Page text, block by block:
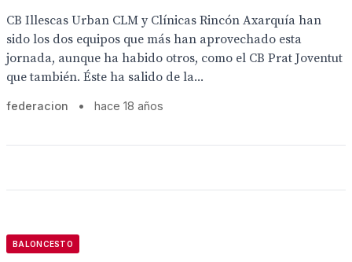
CB Illescas Urban CLM y Clínicas Rincón Axarquía han
sido los dos equipos que más han aprovechado esta
jornada, aunque ha habido otros, como el CB Prat Joventut
que también. Éste ha salido de la...
federacion • hace 18 años
BALONCESTO